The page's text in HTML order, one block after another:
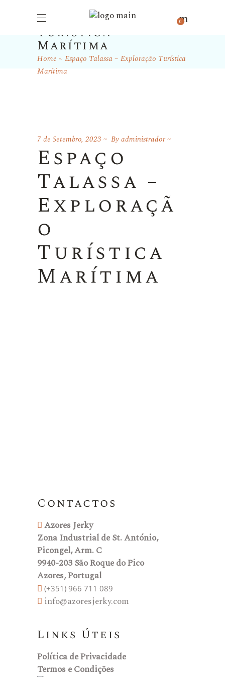
0
Espaço Talassa –
Exploração
Turística
Marítima
Home
Espaço Talassa – Exploração Turística
Marítima
7 de Setembro, 2023 Byadministrador
Espaço
Talassa –
Exploraçã
o
Turística
Marítima
Contactos
Azores Jerky
Zona Industrial de St. António,
Picongel, Arm. C
9940-203 São Roque do Pico
Azores, Portugal
(+351) 966 711 089
info@azoresjerky.com
Links Úteis
Política de Privacidade
Termos e Condições